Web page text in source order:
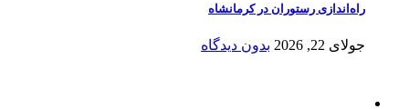
راه‌اندازی رستوران در کرمانشاه
جولای 22, 2026 بدون دیدگاه